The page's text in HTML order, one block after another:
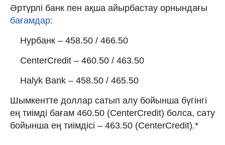
Әртүрлі банк пен ақша айырбастау орнындағы
бағамдар:
Нурбанк – 458.50 / 466.50
CenterCredit – 460.50 / 463.50
Halyk Bank – 458.50 / 465.50
Шымкентте доллар сатып алу бойынша бүгінгі
ең тиімді бағам 460.50 (CenterCredit) болса, сату
бойынша ең тиімдісі – 463.50 (CenterCredit).*